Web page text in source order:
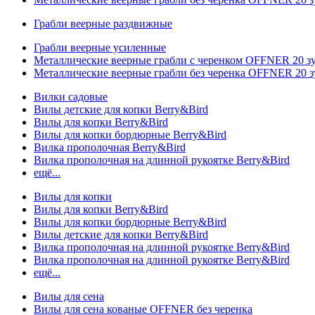
Грабли веерные раздвижные
Грабли веерные усиленные
Металлические веерные грабли с черенком OFFNER 20
Металлические веерные грабли без черенка OFFNER 20
Вилки садовые
Вилы детские для копки Berry&Bird
Вилы для копки Berry&Bird
Вилы для копки бордюрные Berry&Bird
Вилка прополочная Berry&Bird
Вилка прополочная на длинной рукоятке Berry&Bird
ещё...
Вилы для копки
Вилы для копки Berry&Bird
Вилы для копки бордюрные Berry&Bird
Вилы детские для копки Berry&Bird
Вилка прополочная на длинной рукоятке Berry&Bird
Вилка прополочная на длинной рукоятке Berry&Bird
ещё...
Вилы для сена
Вилы для сена кованые OFFNER без черенка